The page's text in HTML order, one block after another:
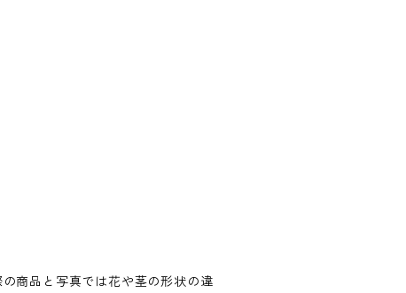
商品と写真では花や茎の形状の違